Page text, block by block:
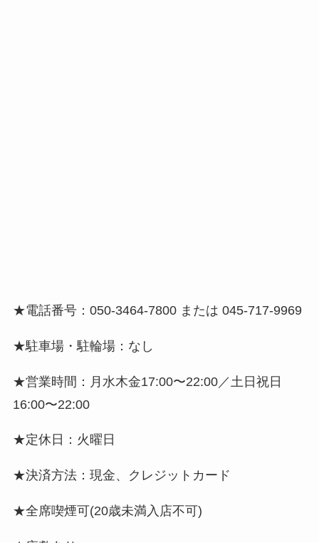
★電話番号：050-3464-7800 または 045-717-9969
★駐車場・駐輪場：なし
★営業時間：月水木金17:00〜22:00／土日祝日
16:00〜22:00
★定休日：火曜日
★決済方法：現金、クレジットカード
★全席喫煙可(20歳未満入店不可)